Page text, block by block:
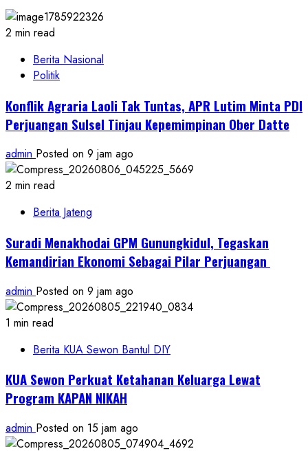
2 min read
Berita Nasional
Politik
Konflik Agraria Laoli Tak Tuntas, APR Lutim Minta PDI
Perjuangan Sulsel Tinjau Kepemimpinan Ober Datte
admin Posted on 9 jam ago
2 min read
Berita Jateng
Suradi Menakhodai GPM Gunungkidul, Tegaskan
Kemandirian Ekonomi Sebagai Pilar Perjuangan ​
admin Posted on 9 jam ago
1 min read
Berita KUA Sewon Bantul DIY
KUA Sewon Perkuat Ketahanan Keluarga Lewat
Program KAPAN NIKAH
admin Posted on 15 jam ago